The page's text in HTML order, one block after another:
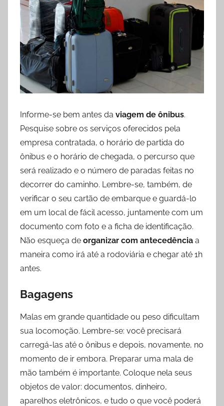
Informe-se bem antes da viagem de ônibus.
Pesquise sobre os serviços oferecidos pela
empresa contratada, o horário de partida do
ônibus e o horário de chegada, o percurso que
será realizado e o número de paradas feitas no
decorrer do caminho. Lembre-se, também, de
verificar o seu cartão de embarque e guardá-lo
em um local de fácil acesso, juntamente com um
documento com foto e a ficha de identificação.
Não esqueça de organizar com antecedência a
maneira como irá até a rodoviária e chegar até 1h
antes.
Bagagens
Malas em grande quantidade ou peso dificultam
sua locomoção. Lembre-se: você precisará
carregá-las até o ônibus e depois, novamente, no
momento de ir embora. Preparar uma mala de
mão também é importante. Coloque nela seus
objetos de valor: documentos, dinheiro,
aparelhos eletrônicos, e tudo o que você poderá